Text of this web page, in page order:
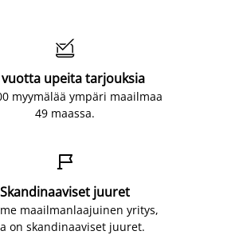

vuotta upeita tarjouksia
myymälää ympäri maailmaa
49 maassa.

Skandinaaviset juuret
maailmanlaajuinen yritys,
on skandinaaviset juuret.